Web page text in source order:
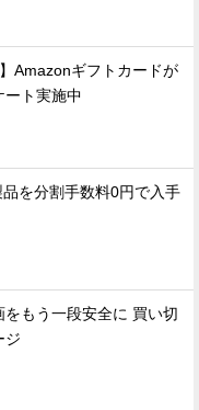
Amazonギフトカードが
ート実施中
を分割手数料0円で入手
もう一段安全に 買い切
ジ